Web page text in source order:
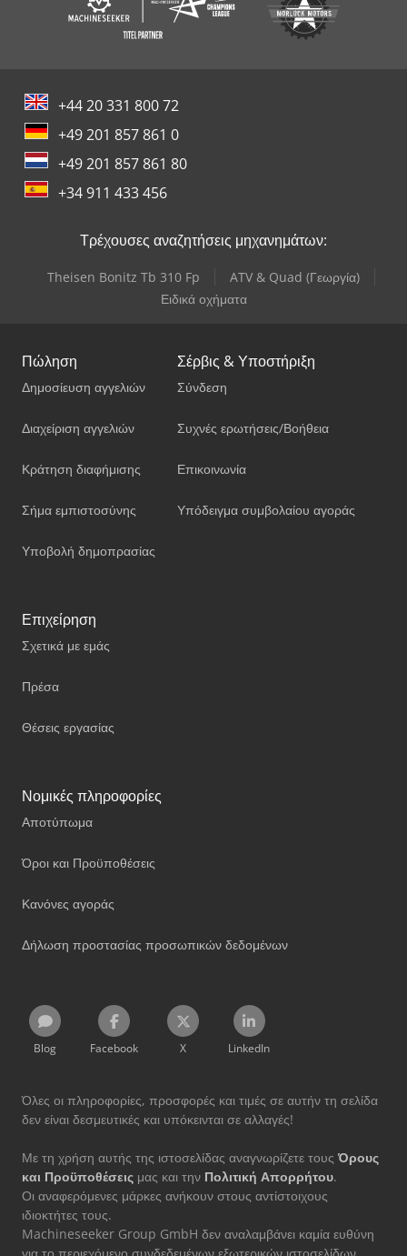
+44 20 331 800 72
+49 201 857 861 0
+49 201 857 861 80
+34 911 433 456
Τρέχουσες αναζητήσεις μηχανημάτων:
Theisen Bonitz Tb 310 Fp
ATV & Quad (Γεωργία)
Ειδικά οχήματα
Πώληση
Δημοσίευση αγγελιών
Διαχείριση αγγελιών
Κράτηση διαφήμισης
Σήμα εμπιστοσύνης
Υποβολή δημοπρασίας
Σέρβις & Υποστήριξη
Σύνδεση
Συχνές ερωτήσεις/Βοήθεια
Επικοινωνία
Υπόδειγμα συμβολαίου αγοράς
Επιχείρηση
Σχετικά με εμάς
Πρέσα
Θέσεις εργασίας
Νομικές πληροφορίες
Αποτύπωμα
Όροι και Προϋποθέσεις
Κανόνες αγοράς
Δήλωση προστασίας προσωπικών δεδομένων
Blog Facebook X LinkedIn
Όλες οι πληροφορίες, προσφορές και τιμές σε αυτήν τη σελίδα
δεν είναι δεσμευτικές και υπόκεινται σε αλλαγές!
Με τη χρήση αυτής της ιστοσελίδας αναγνωρίζετε τους Όρους
και Προϋποθέσεις μας και την Πολιτική Απορρήτου.
Οι αναφερόμενες μάρκες ανήκουν στους αντίστοιχους
ιδιοκτήτες τους.
Machineseeker Group GmbH δεν αναλαμβάνει καμία ευθύνη